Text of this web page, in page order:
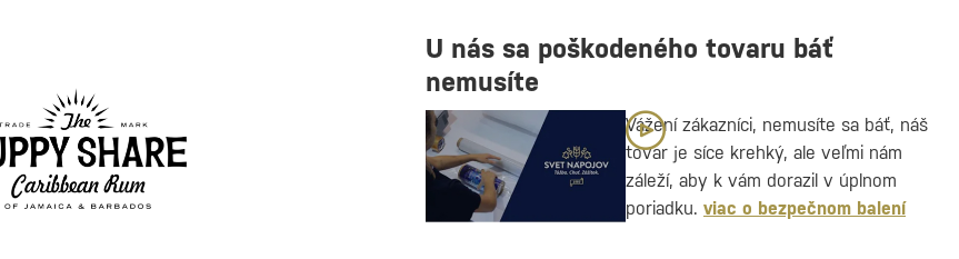
U nás sa poškodeného tovaru báť
nemusíte
Vážení zákazníci, nemusíte sa báť, náš
tovar je síce krehký, ale veľmi nám
záleží, aby k vám dorazil v úplnom
poriadku. viac o bezpečnom balení